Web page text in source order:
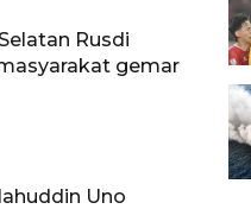
Rusdi
gemar
Uno